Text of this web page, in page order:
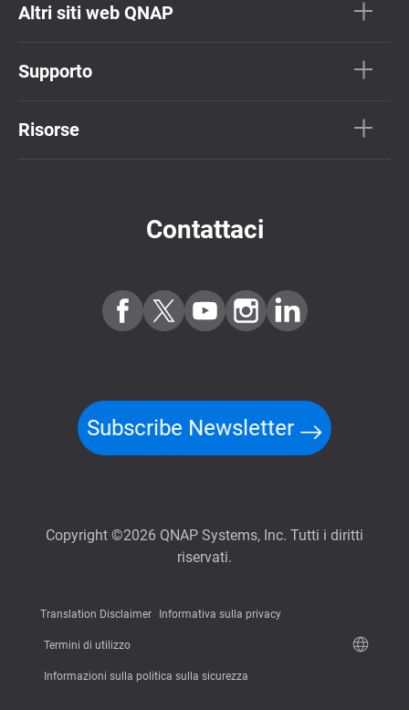
Altri siti web QNAP
Supporto
Risorse
Contattaci
Subscribe Newsletter
Copyright ©2026 QNAP Systems, Inc. Tutti i diritti
riservati.
Translation Disclaimer Informativa sulla privacy
Termini di utilizzo
Informazioni sulla politica sulla sicurezza